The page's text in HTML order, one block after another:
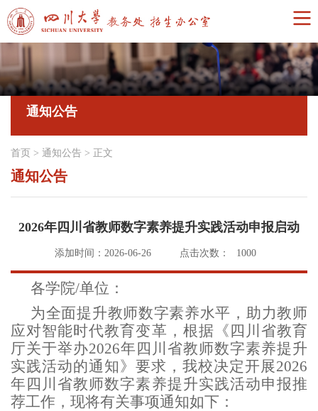
通知公告
首页 > 通知公告 > 正文
通知公告
2026年四川省教师数字素养提升实践活动申报启动
添加时间：2026-06-26 点击次数： 1000
各学院/单位 ：
为全面提升教师数字素养水平，助力教师
应对智能时代教育变革，根据《四川省教育
厅关于举办2026年四川省教师数字素养提升
实践活动的通知》要求，我校决定开展2026
年四川省教师数字素养提升实践活动申报推
荐工作，现将有关事项通知如下：